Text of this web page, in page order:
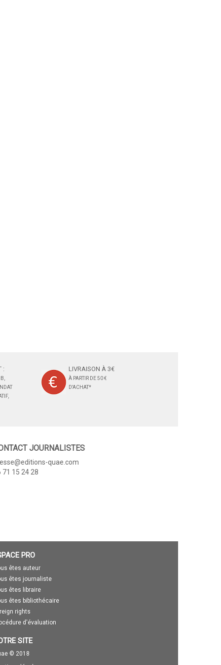
: LIVRAISON À 3€
À PARTIR DE 50 €
D'ACHAT*
JOURNALISTES
quae.com
71 15 24 28
PRO
êtes auteur
êtes journaliste
êtes libraire
êtes bibliothécaire
rights
d'évaluation
SITE
© 2018